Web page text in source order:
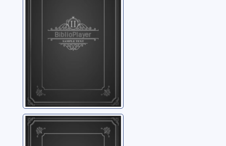
La parole désir et
le silence